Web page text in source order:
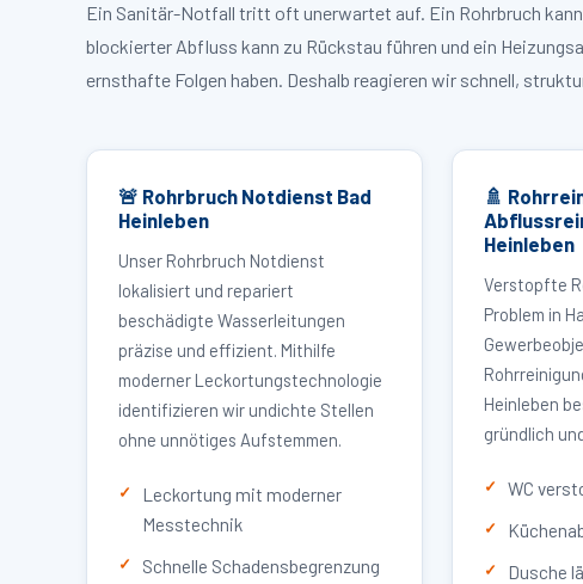
Ein Sanitär-Notfall tritt oft unerwartet auf. Ein Rohrbruch
blockierter Abfluss kann zu Rückstau führen und ein
ernsthafte Folgen haben. Deshalb reagieren wir schnell,
🚨 Rohrbruch Notdienst Bad
Heinleben
Unser Rohrbruch Notdienst
lokalisiert und repariert
beschädigte Wasserleitungen
präzise und effizient. Mithilfe
moderner Leckortungstechnologie
identifizieren wir undichte Stellen
ohne unnötiges Aufstemmen.
Leckortung mit moderner
Messtechnik
Schnelle Schadensbegrenzung
🚿
Heinleben
Verstopfte
Problem in
Heinleben
gründlich
WC
Dusche